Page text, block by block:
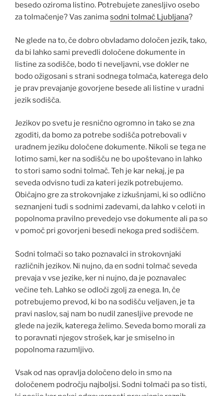
besedo oziroma listino. Potrebujete zanesljivo osebo
za tolmačenje? Vas zanimasodni tolmač Ljubljana?
Ne glede na to, če dobro obvladamo določen jezik, tako,
da bi lahko sami prevedli določene dokumente in
listine za sodišče, bodo ti neveljavni, vse dokler ne
bodo ožigosani s strani sodnega tolmača, katerega delo
je prav prevajanje govorjene besede ali listine v uradni
jezik sodišča.
Jezikov po svetu je resnično ogromno in tako se zna
zgoditi, da bomo za potrebe sodišča potrebovali v
uradnem jeziku določene dokumente. Nikoli se tega ne
lotimo sami, ker na sodišču ne bo upoštevano in lahko
to stori samo sodni tolmač. Teh je kar nekaj, je pa
seveda odvisno tudi za kateri jezik potrebujemo.
Običajno gre za strokovnjake z izkušnjami, ki so odlično
seznanjeni tudi s sodnimi zadevami, da lahko v celoti in
popolnoma pravilno prevedejo vse dokumente ali pa so
v pomoč pri govorjeni besedi nekoga pred sodiščem.
Sodni tolmači so tako poznavalci in strokovnjaki
različnih jezikov. Ni nujno, da en sodni tolmač seveda
prevaja v vse jezike, ker ni nujno, da je poznavalec
večine teh. Lahko se odloči zgolj za enega. In, če
potrebujemo prevod, ki bo na sodišču veljaven, je ta
pravi naslov, saj nam bo nudil zanesljive prevode ne
glede na jezik, katerega želimo. Seveda bomo morali za
to poravnati njegov strošek, kar je smiselno in
popolnoma razumljivo.
Vsak od nas opravlja določeno delo in smo na
določenem področju najboljsi. Sodni tolmači pa so tisti,